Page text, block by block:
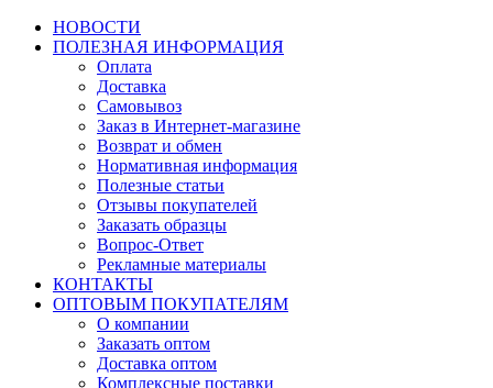
НОВОСТИ
ПОЛЕЗНАЯ ИНФОРМАЦИЯ
Оплата
Доставка
Самовывоз
Заказ в Интернет-магазине
Возврат и обмен
Нормативная информация
Полезные статьи
Отзывы покупателей
Заказать образцы
Вопрос-Ответ
Рекламные материалы
КОНТАКТЫ
ОПТОВЫМ ПОКУПАТЕЛЯМ
О компании
Заказать оптом
Доставка оптом
Комплексные поставки